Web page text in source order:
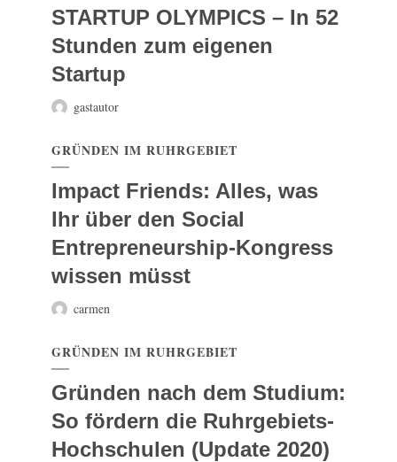
STARTUP OLYMPICS – In 52
Stunden zum eigenen
Startup
gastautor
GRÜNDEN IM RUHRGEBIET
Impact Friends: Alles, was
Ihr über den Social
Entrepreneurship-Kongress
wissen müsst
carmen
GRÜNDEN IM RUHRGEBIET
Gründen nach dem Studium:
So fördern die Ruhrgebiets-
Hochschulen (Update 2020)